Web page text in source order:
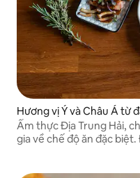
Hương vị Ý và Châu Á từ
Ẩm thực Địa Trung Hải,
gia về chế độ ăn đặc